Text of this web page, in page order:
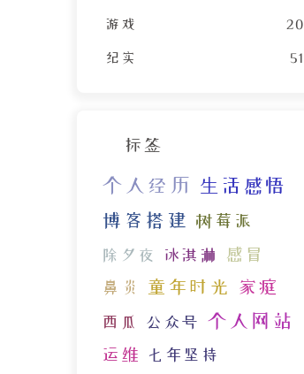
游戏 20
纪实 51
标签
个人经历 生活感悟
博客搭建 树莓派
除夕夜 冰淇淋 感冒
鼻炎 童年时光 家庭
西瓜 公众号 个人网站
运维 七年坚持